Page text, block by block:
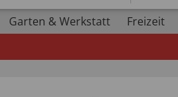
Garten & Werkstatt Freizeit